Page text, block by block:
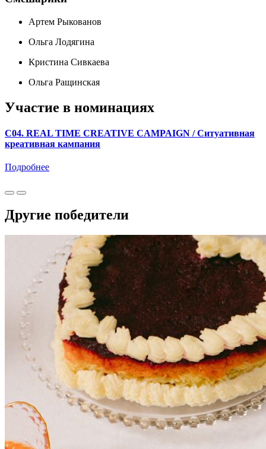
Артем Рыкованов
Ольга Лодягина
Кристина Сивкаева
Ольга Ращинская
Участие в номинациях
C04. REAL TIME CREATIVE CAMPAIGN / Ситуативная
креативная кампания
Подробнее
Другие победители